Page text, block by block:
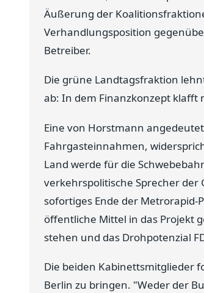
Äußerung der
Verhandlungsposition
Betreiber.
Die grüne Landtagsfraktion
ab: In dem Finanzkonzept klafft
Eine von Horstmann
Fahrgasteinnahmen,
Land werde für die
verkehrspolitische Sprecher der
sofortiges Ende der
öffentliche Mittel in das Projekt
stehen und das Drohpotenzial
Die beiden Kabinettsmitglieder
Berlin zu bringen. "Weder der